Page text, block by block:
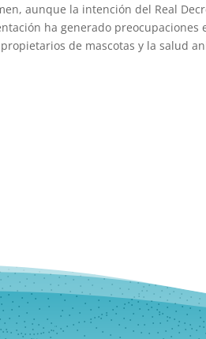
aunque la intención del Real
ha generado
de mascotas y la salud